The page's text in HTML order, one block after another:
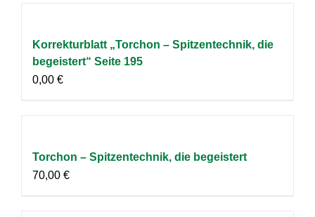
Korrekturblatt „Torchon – Spitzentechnik, die
begeistert“ Seite 195
0,00 €
Torchon – Spitzentechnik, die begeistert
70,00 €